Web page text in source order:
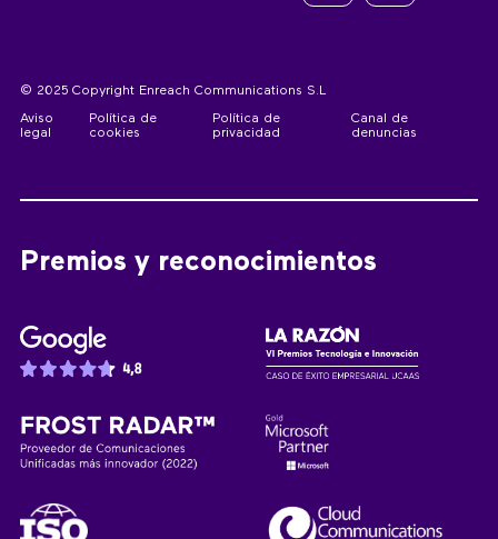
© 2025 Copyright Enreach Communications S.L
Aviso
legal
Política de
cookies
Política de
privacidad
Canal de
denuncias
Premios y reconocimientos